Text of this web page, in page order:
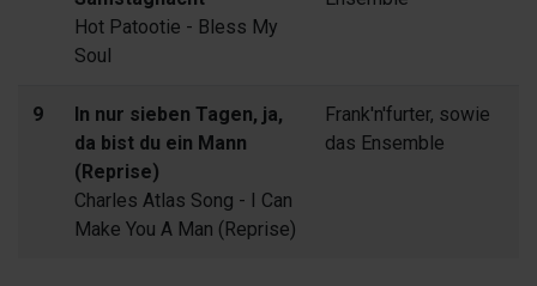
Hot Patootie - Bless My
Soul
9
In nur sieben Tagen, ja,
da bist du ein Mann
(Reprise)
Charles Atlas Song - I Can
Make You A Man (Reprise)
Frank'n'furter, sowie
das Ensemble